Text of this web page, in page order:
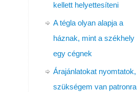
kellett helyettesíteni
A tégla olyan alapja a
háznak, mint a székhely
egy cégnek
Árajánlatokat nyomtatok,
szükségem van patronra